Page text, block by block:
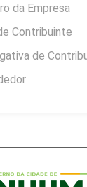
da Empresa
Contribuinte
de